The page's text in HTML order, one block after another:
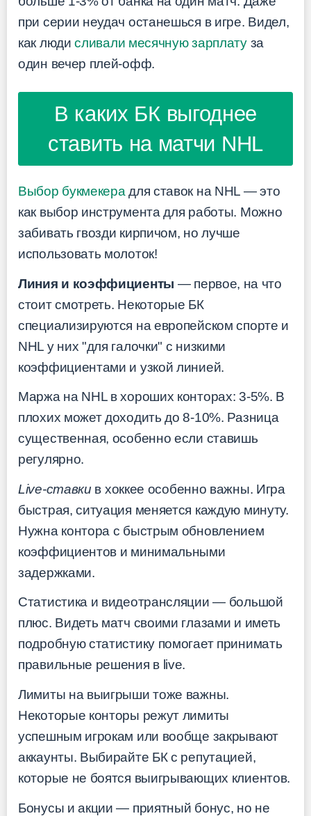
при серии неудач останешься в игре. Видел,
как людисливали месячную зарплатуза
один вечер плей-офф.
В каких БК выгоднее
ставить на матчи NHL
Выбор букмекера для ставок на NHL — это
как выбор инструмента для работы. Можно
забивать гвозди кирпичом, но лучше
использовать молоток!
Линия и коэффициенты — первое, на что
стоит смотреть. Некоторые БК
специализируются на европейском спорте и
NHL у них "для галочки" с низкими
коэффициентами и узкой линией.
Маржа на NHL в хороших конторах: 3-5%. В
плохих может доходить до 8-10%. Разница
существенная, особенно если ставишь
регулярно.
Live-ставки в хоккее особенно важны. Игра
быстрая, ситуация меняется каждую минуту.
Нужна контора с быстрым обновлением
коэффициентов и минимальными
задержками.
Статистика и видеотрансляции — большой
плюс. Видеть матч своими глазами и иметь
подробную статистику помогает принимать
правильные решения в live.
Лимиты на выигрыши тоже важны.
Некоторые конторы режут лимиты
успешным игрокам или вообще закрывают
аккаунты. Выбирайте БК с репутацией,
которые не боятся выигрывающих клиентов.
Бонусы и акции — приятный бонус, но не